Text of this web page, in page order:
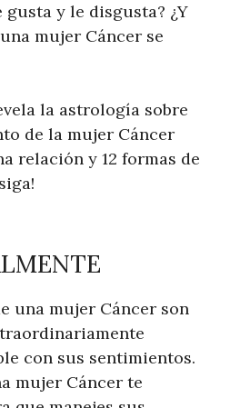
gusta y le disgusta? ¿Y
mujer Cáncer se
la astrología sobre
de la mujer Cáncer
relación y 12 formas de
una mujer Cáncer son
con sus sentimientos.
mujer Cáncer te